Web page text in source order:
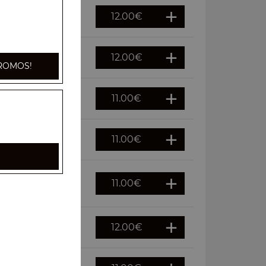
12.00€
12.00€
11.00€
11.00€
11.00€
12.00€